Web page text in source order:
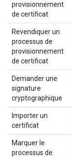
provisionnement
de certificat
Revendiquer un
processus de
provisionnement
de certificat
Demander une
signature
cryptographique
Importer un
certificat
Marquer le
processus de